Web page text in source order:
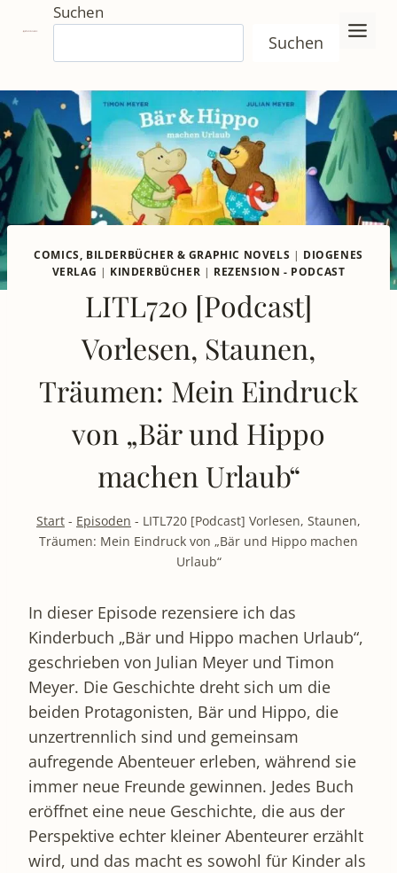
Inhalt
springen
Suchen
Suchen
COMICS, BILDERBÜCHER & GRAPHIC NOVELS | DIOGENES
VERLAG | KINDERBÜCHER | REZENSION - PODCAST
LITL720 [Podcast]
Vorlesen, Staunen,
Träumen: Mein Eindruck
von „Bär und Hippo
machen Urlaub“
Start - Episoden - LITL720 [Podcast] Vorlesen, Staunen,
Träumen: Mein Eindruck von „Bär und Hippo machen
Urlaub“
In dieser Episode rezensiere ich das
Kinderbuch „Bär und Hippo machen Urlaub“,
geschrieben von Julian Meyer und Timon
Meyer. Die Geschichte dreht sich um die
beiden Protagonisten, Bär und Hippo, die
unzertrennlich sind und gemeinsam
aufregende Abenteuer erleben, während sie
immer neue Freunde gewinnen. Jedes Buch
eröffnet eine neue Geschichte, die aus der
Perspektive echter kleiner Abenteurer erzählt
wird, und das macht es sowohl für Kinder als